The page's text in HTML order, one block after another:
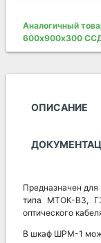
Аналогичный
600х900х300
ОПИСАНИЕ
Предназначен
типа МТОК-В3,
оптического
В шкаф ШРМ-1